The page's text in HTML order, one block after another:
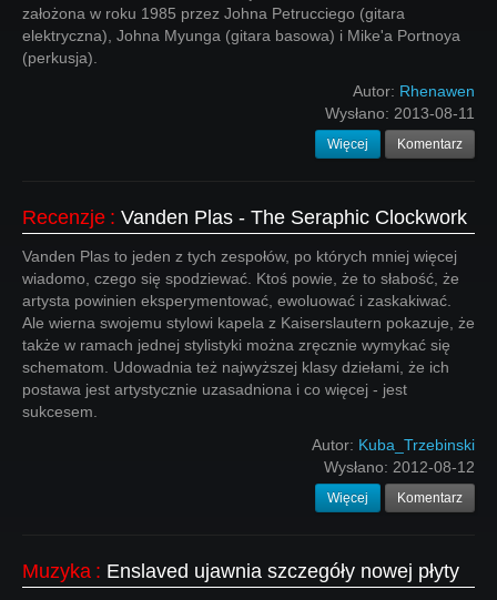
założona w roku 1985 przez Johna Petrucciego (gitara
elektryczna), Johna Myunga (gitara basowa) i Mike'a Portnoya
(perkusja).
Autor: Rhenawen
Wysłano: 2013-08-11
Więcej Komentarz
Recenzje : Vanden Plas - The Seraphic Clockwork
Vanden Plas to jeden z tych zespołów, po których mniej więcej
wiadomo, czego się spodziewać. Ktoś powie, że to słabość, że
artysta powinien eksperymentować, ewoluować i zaskakiwać.
Ale wierna swojemu stylowi kapela z Kaiserslautern pokazuje, że
także w ramach jednej stylistyki można zręcznie wymykać się
schematom. Udowadnia też najwyższej klasy dziełami, że ich
postawa jest artystycznie uzasadniona i co więcej - jest
sukcesem.
Autor: Kuba_Trzebinski
Wysłano: 2012-08-12
Więcej Komentarz
Muzyka : Enslaved ujawnia szczegóły nowej płyty